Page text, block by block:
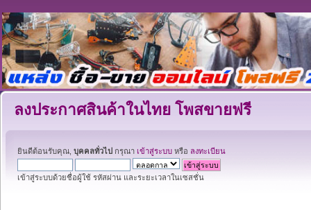
ลงประกาศสินค้าในไทย โพสขายฟรี
ยินดีต้อนรับคุณ, บุคคลทั่วไป กรุณา เข้าสู่ระบบ หรือ ลงทะเบียน
เข้าสู่ระบบด้วยชื่อผู้ใช้ รหัสผ่าน และระยะเวลาในเซสชั่น